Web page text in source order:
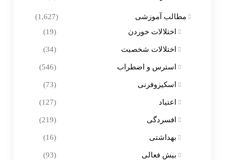
مطالب آموزشی
(1,627)
اختلالات خوردن
(19)
اختلالات شخصیت (34)
استرس و اضطراب (546)
اسکیزوفرنی (73)
اعتیاد (127)
افسردگی (219)
بهداشتی (16)
بیش فعالی (93)